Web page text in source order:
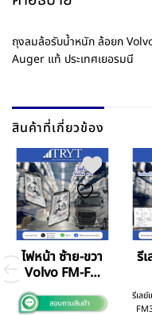
ถุงลมล้อรับน้ำหนัก ล้อยก
Auger แท้ ประเทศเยอรมนี
สินค้าที่เกี่ยวข้อง
ไฟหน้า ซ้าย-ขวา
Volvo FM-FH
รี
รีเล